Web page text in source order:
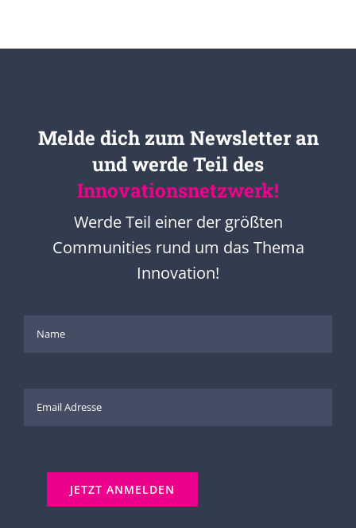
Melde dich zum Newsletter an
und werde Teil des
Innovationsnetzwerk!
Werde Teil einer der größten
Communities rund um das Thema
Innovation!